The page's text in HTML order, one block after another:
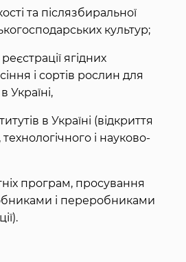
та післязбиральної
культур;
ягідних
і сортів рослин для
Україні,
в Україні (відкриття
і науково-
програм, просування
і переробниками